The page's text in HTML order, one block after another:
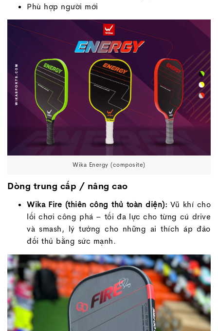
Phù hợp người mới
Wika Energy (composite)
Dòng trung cấp / nâng cao
Wika Fire (thiên công thủ toàn diện):Vũ khí cho
lối chơi công phá – tối đa lực cho từng cú drive
và smash, lý tưởng cho những ai thích áp đảo
đối thủ bằng sức mạnh.